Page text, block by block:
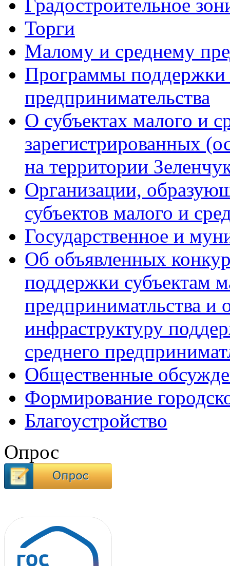
Градостроительное
Торги
Малому и среднему
Программы поддержки
предпринимательства
О субъектах малого и
зарегистрированных
на территории
Организации,
субъектов малого и
Государственное и
Об объявленных
поддержки субъектам
предприниматльства
инфраструктуру
среднего
Общественные
Формирование
Благоустройство
Опрос